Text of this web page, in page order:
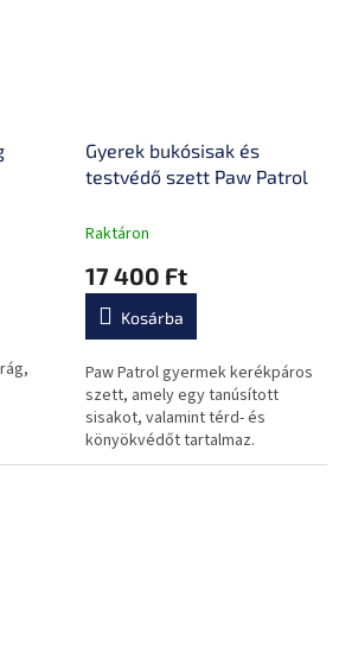
Gyerek bukósisak és
testvédő szett Paw Patrol
Raktáron
17 400 Ft
Kosárba
Paw Patrol gyermek kerékpáros
szett, amely egy tanúsított
sisakot, valamint térd- és
könyökvédőt tartalmaz.